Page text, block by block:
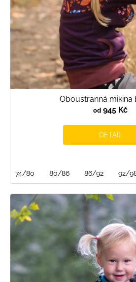
Oboustranná mikina
od 945 Kč
DETAIL
74/80 80/86 86/92 92/